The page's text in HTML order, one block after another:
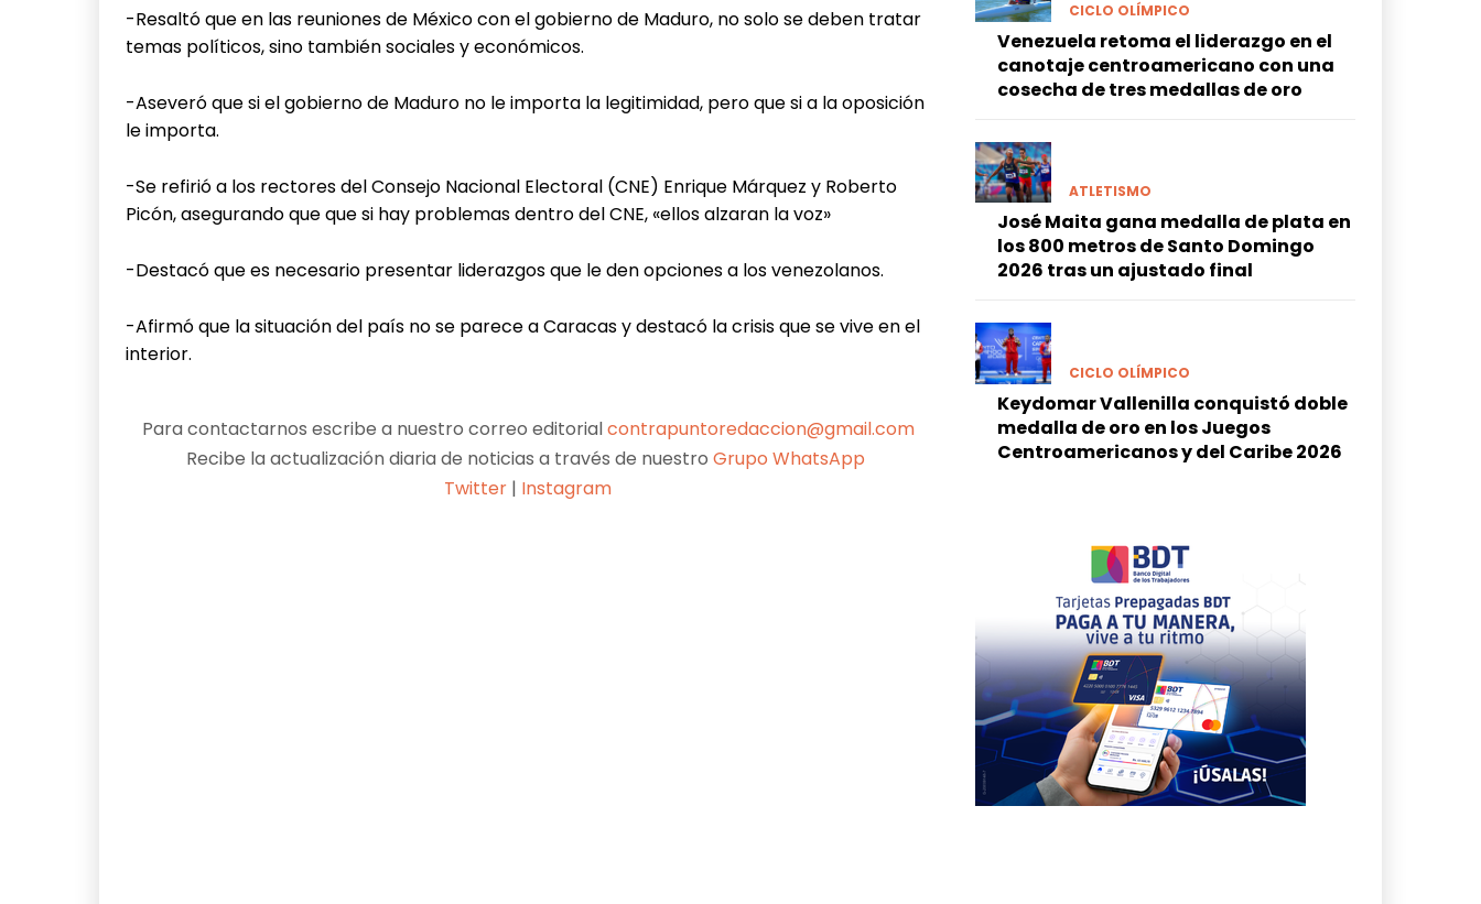
-Resaltó que en las reuniones de México con el gobierno de Maduro, no solo se deben tratar
temas políticos, sino también sociales y económicos.
-Aseveró que si el gobierno de Maduro no le importa la legitimidad, pero que si a la oposición
le importa.
-Se refirió a los rectores del Consejo Nacional Electoral (CNE) Enrique Márquez y Roberto
Picón, asegurando que que si hay problemas dentro del CNE, «ellos alzaran la voz»
-Destacó que es necesario presentar liderazgos que le den opciones a los venezolanos.
-Afirmó que la situación del país no se parece a Caracas y destacó la crisis que se vive en el
interior.
Para contactarnos escribe a nuestro correo editorialcontrapuntoredaccion@gmail.com
Recibe la actualización diaria de noticias a través de nuestroGrupo WhatsApp
Twitter | Instagram
CICLO OLÍMPICO
Venezuela retoma el liderazgo en el
canotaje centroamericano con una
cosecha de tres medallas de oro
ATLETISMO
José Maita gana medalla de plata en
los 800 metros de Santo Domingo
2026 tras un ajustado final
CICLO OLÍMPICO
Keydomar Vallenilla conquistó doble
medalla de oro en los Juegos
Centroamericanos y del Caribe 2026